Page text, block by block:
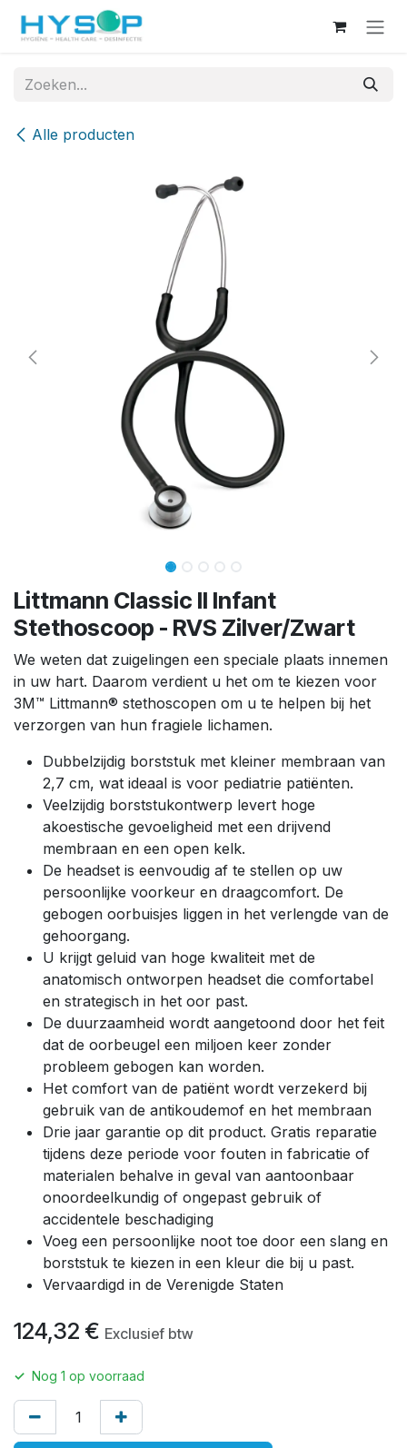
Overslaan naar inhoud
Alle producten
Littmann Classic II Infant
Stethoscoop - RVS Zilver/Zwart
We weten dat zuigelingen een speciale plaats innemen
in uw hart. Daarom verdient u het om te kiezen voor
3M™ Littmann® stethoscopen om u te helpen bij het
verzorgen van hun fragiele lichamen.
Dubbelzijdig borststuk met kleiner membraan van
2,7 cm, wat ideaal is voor pediatrie patiënten.
Veelzijdig borststukontwerp levert hoge
akoestische gevoeligheid met een drijvend
membraan en een open kelk.
De headset is eenvoudig af te stellen op uw
persoonlijke voorkeur en draagcomfort. De
gebogen oorbuisjes liggen in het verlengde van de
gehoorgang.
U krijgt geluid van hoge kwaliteit met de
anatomisch ontworpen headset die comfortabel
en strategisch in het oor past.
De duurzaamheid wordt aangetoond door het feit
dat de oorbeugel een miljoen keer zonder
probleem gebogen kan worden.
Het comfort van de patiënt wordt verzekerd bij
gebruik van de antikoudemof en het membraan
Drie jaar garantie op dit product. Gratis reparatie
tijdens deze periode voor fouten in fabricatie of
materialen behalve in geval van aantoonbaar
onoordeelkundig of ongepast gebruik of
accidentele beschadiging
Voeg een persoonlijke noot toe door een slang en
borststuk te kiezen in een kleur die bij u past.
Vervaardigd in de Verenigde Staten
124,32 € Exclusief btw
✓ Nog 1 op voorraad